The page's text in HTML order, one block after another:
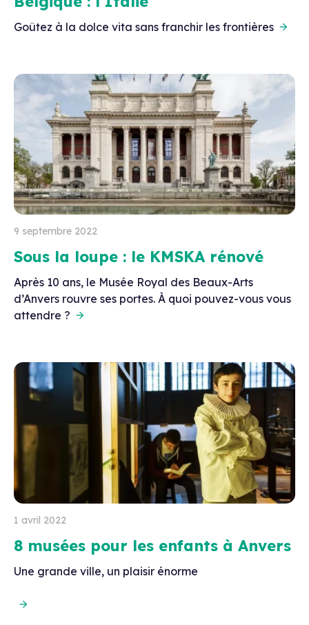
Goûtez à la dolce vita sans franchir les frontières
9 septembre 2022
Sous la loupe : le KMSKA rénové
Après 10 ans, le Musée Royal des Beaux-Arts
d’Anvers rouvre ses portes. À quoi pouvez-vous vous
attendre ?
1 avril 2022
8 musées pour les enfants à Anvers
Une grande ville, un plaisir énorme